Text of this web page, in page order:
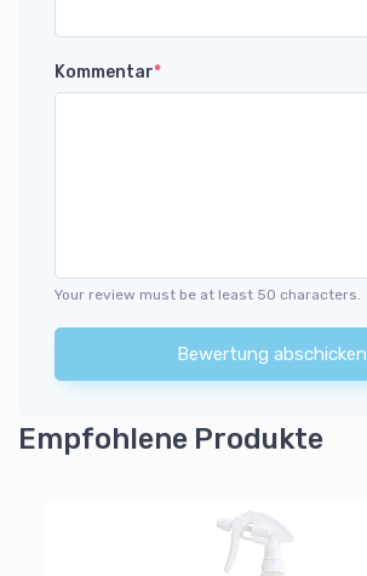
Kommentar*
Your review must be at least 50 characters.
Bewertung abschicken
Empfohlene Produkte